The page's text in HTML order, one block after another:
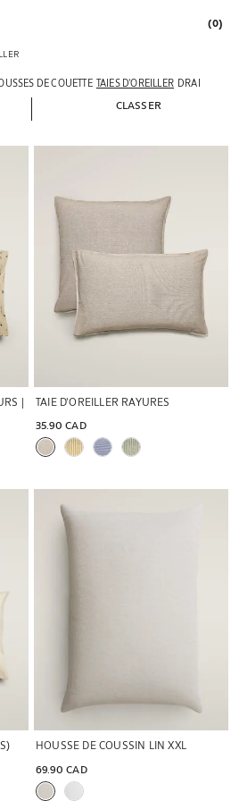
(0)
DE COUETTE TAIES D’OREILLER DRAPS-
CLASSER
|
TAIE D’OREILLER RAYURES
35.90 CAD
Image changée en 1 de 7
HOUSSE DE COUSSIN LIN XXL
69.90 CAD
Image changée en 1 de 6